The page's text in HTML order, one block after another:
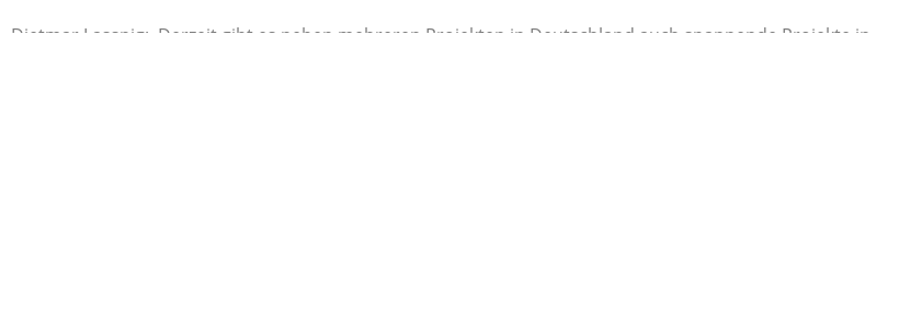
Dietmar Lassnig:. Derzeit gibt es neben mehreren Projekten in Deutschland auch spannende Projekte in